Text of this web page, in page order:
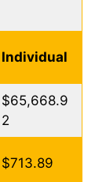
Individual
$65,668.9
2
$713.89